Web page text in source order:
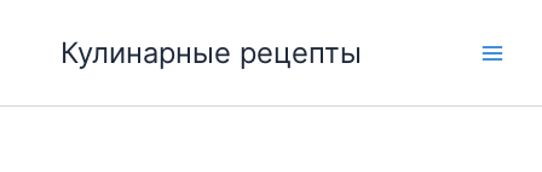
содержимому
Кулинарные рецепты